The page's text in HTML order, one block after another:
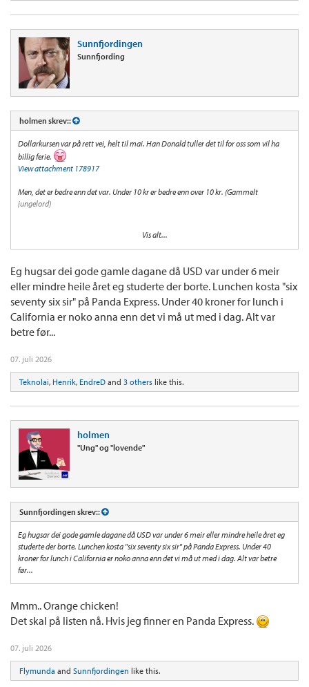
Sunnfjordingen
Sunnfjording
holmen skrev::
Dollarkursen var på rett vei, helt til mai. Han Donald tuller det til for oss som vil ha
billig ferie.
View attachment 178917
Men, det er bedre enn det var. Under 10 kr er bedre enn over 10 kr. (Gammelt
jungelord)
får heller lage som at dollaren er 5, for da virker ting veldig billig! (Helt til man
kommer hjem og ser på kredittkortregningen..)
Har fått handleliste med hjemmefra, så jeg har litt ekstra plass i kofferten. (Og en
ekstra bag hvis jeg skulle få ånden over meg og dra på shopping..
)
Vis alt...
Eg hugsar dei gode gamle dagane då USD var under 6 meir
eller mindre heile året eg studerte der borte. Lunchen kosta "six
seventy six sir" på Panda Express. Under 40 kroner for lunch i
California er noko anna enn det vi må ut med i dag. Alt var
betre før...
07. juli 2026
Teknolai, Henrik, EndreD and 3 others like this.
holmen
"Ung" og "lovende"
Sunnfjordingen skrev::
Eg hugsar dei gode gamle dagane då USD var under 6 meir eller mindre heile året eg
studerte der borte. Lunchen kosta "six seventy six sir" på Panda Express. Under 40
kroner for lunch i California er noko anna enn det vi må ut med i dag. Alt var betre
før...
Mmm.. Orange chicken!
Det skal på listen nå. Hvis jeg finner en Panda Express.
07. juli 2026
Flymunda and Sunnfjordingen like this.